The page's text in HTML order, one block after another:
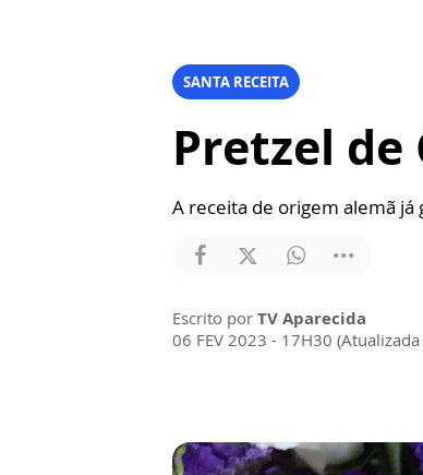
SANTA RECEITA
Pretzel de
A receita de origem alemã já
Escrito por TV Aparecida
06 FEV 2023 - 17H30